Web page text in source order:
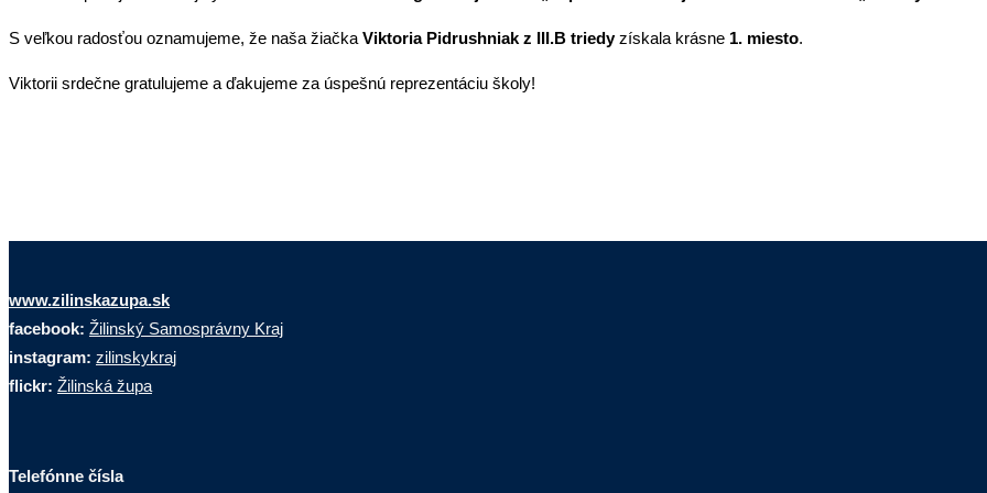
S veľkou radosťou oznamujeme, že naša žiačka Viktoria Pidrushniak z III.B triedyzískala krásne 1. miesto.
Viktorii srdečne gratulujeme a ďakujeme za úspešnú reprezentáciu školy!
www.zilinskazupa.sk
facebook: Žilinský Samosprávny Kraj
instagram: zilinskykraj
flickr: Žilinská župa
Telefónne čísla